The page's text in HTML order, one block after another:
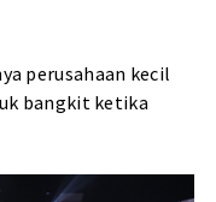
perusahaan kecil
bangkit ketika